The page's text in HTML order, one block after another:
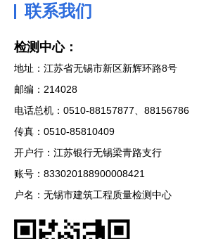
联系我们
检测中心：
地址：江苏省无锡市新区新辉环路8号
邮编：214028
电话总机：0510-88157877、88156786
传真：0510-85810409
开户行：江苏银行无锡梁青路支行
账号：833020188900008421
户名：无锡市建筑工程质量检测中心